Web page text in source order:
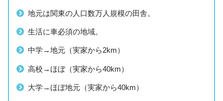
地元は関東の人口数万人規模の田舎。
生活に車必須の地域。
中学→地元（実家から2km）
高校→ほぼ（実家から40km）
大学→ほぼ地元（実家から40km）